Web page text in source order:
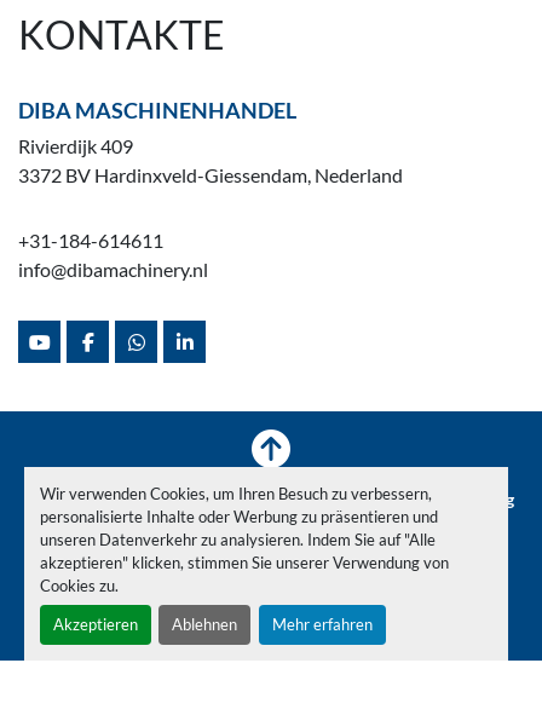
Wir verwenden Cookies, um Ihren Besuch zu verbessern,
personalisierte Inhalte oder Werbung zu präsentieren und
unseren Datenverkehr zu analysieren. Indem Sie auf "Alle
akzeptieren" klicken, stimmen Sie unserer Verwendung von
Cookies zu.
Akzeptieren Ablehnen Mehr erfahren
KONTAKTE
DIBA MASCHINENHANDEL
Rivierdijk 409
3372 BV Hardinxveld-Giessendam, Nederland
+31-184-614611
info@dibamachinery.nl
youtubefacebookwhatsapplinkedin
© Copyright Diba Machinehandel
Inventar Verkauft News Über uns
Maschinenüberholung
Demontage beim Transport
Weltweit Kontaktiere uns